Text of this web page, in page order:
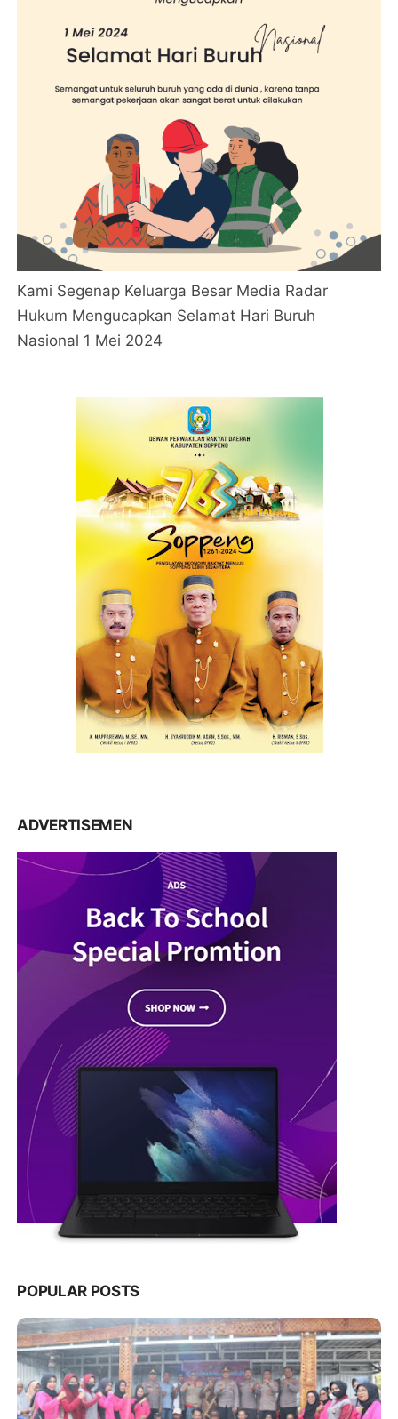
Kami Segenap Keluarga Besar Media Radar
Hukum Mengucapkan Selamat Hari Buruh
Nasional 1 Mei 2024
ADVERTISEMEN
POPULAR POSTS